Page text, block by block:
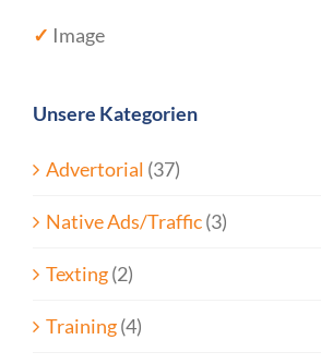
✓ Image
Unsere Kategorien
Advertorial (37)
Native Ads/Traffic(3)
Texting(2)
Training(4)